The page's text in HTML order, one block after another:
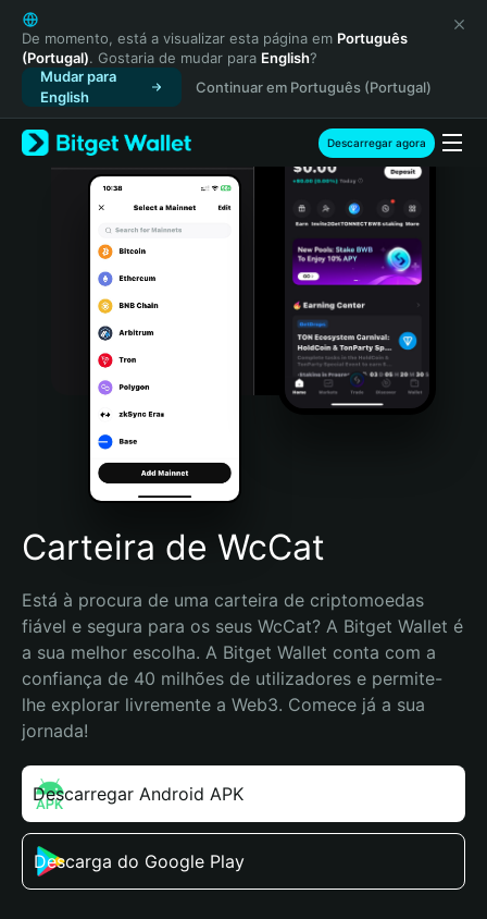
English
日本語
Tiếng Việt
Русский
Español (Latinoamérica)
Türkçe
Italiano
Português (Portugal)
Bahasa Indonesia
Português (Brasil)
Español (Argentina)
De momento, está a visualizar esta página em Português
(Portugal). Gostaria de mudar para English?
Mudar para
English
Continuar em Português (Portugal)
Descarregar agora
Carteira de WcCat
Está à procura de uma carteira de criptomoedas
fiável e segura para os seus WcCat? A Bitget Wallet é
a sua melhor escolha. A Bitget Wallet conta com a
confiança de 40 milhões de utilizadores e permite-
lhe explorar livremente a Web3. Comece já a sua
jornada!
Descarregar Android APK
Descarga do Google Play